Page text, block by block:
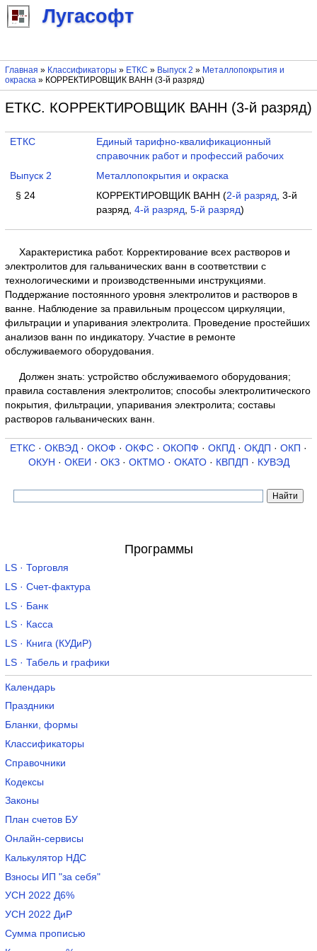
Лугасофт
Главная » Классификаторы » ЕТКС » Выпуск 2 » Металлопокрытия и
окраска» КОРРЕКТИРОВЩИК ВАНН (3-й разряд)
ЕТКС. КОРРЕКТИРОВЩИК ВАНН (3-й разряд)
ЕТКС
Единый тарифно-квалификационный
справочник работ и профессий рабочих
Выпуск 2
Металлопокрытия и окраска
§ 24
КОРРЕКТИРОВЩИК ВАНН (2-й разряд , 3-й
разряд, 4-й разряд 5-й разряд)
Характеристика работ. Корректирование всех растворов и
электролитов для гальванических ванн в соответствии с
технологическими и производственными инструкциями.
Поддержание постоянного уровня электролитов и растворов в
ванне. Наблюдение за правильным процессом циркуляции,
фильтрации и упаривания электролита. Проведение простейших
анализов ванн по индикатору. Участие в ремонте
обслуживаемого оборудования.
Должен знать: устройство обслуживаемого оборудования;
правила составления электролитов; способы электролитического
покрытия, фильтрации, упаривания электролита; составы
растворов гальванических ванн.
ЕТКС · ОКВЭД· ОКОФ · ОКФС · ОКОПФ · ОКПД· ОКДП · ОКП ·
ОКУН · ОКЕИ · ОКЗ· ОКТМО· ОКАТО· КВПДП · КУВЭД
Программы
LS · Торговля
LS · Счет-фактура
LS · Банк
LS · Касса
LS · Книга (КУДиР)
LS · Табель и графики
Календарь
Праздники
Бланки, формы
Классификаторы
Справочники
Кодексы
Законы
План счетов БУ
Онлайн-сервисы
Калькулятор НДС
Взносы ИП "за себя"
УСН 2022 Д6%
УСН 2022 ДиР
Сумма прописью